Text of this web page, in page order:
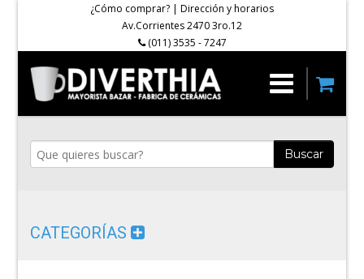
¿Cómo comprar? | Dirección y horarios
Av.Corrientes 2470 3ro.12
(011) 3535 - 7247
Buscar
CATEGORÍAS